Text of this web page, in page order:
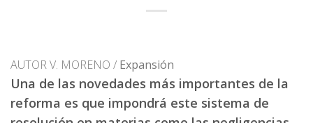
AUTOR V. MORENO / Expansión
Una de las novedades más importantes de la
reforma es que impondrá este sistema de